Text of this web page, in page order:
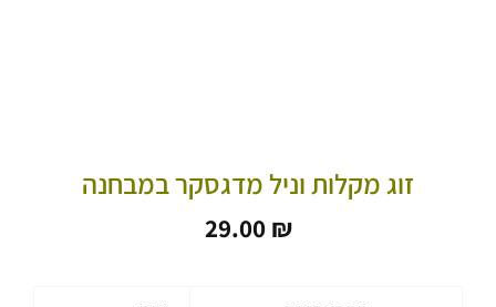
זוג מקלות וניל מדגסקר במבחנה
29.00 ₪